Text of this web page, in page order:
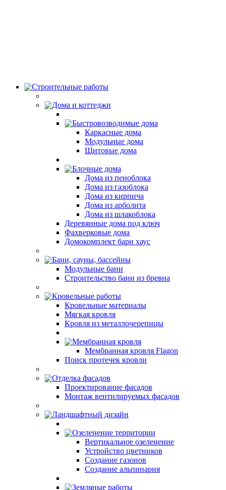
Строительные работы
Дома и коттеджи
Быстровозводимые дома
Каркасные дома
Модульные дома
Щитовые дома
Блочные дома
Дома из пеноблока
Дома из газоблока
Дома из кирпича
Дома из арболита
Дома из шлакоблока
Деревянные дома под ключ
Фахверковые дома
Домокомплект барн хаус
Бани, сауны, бассейны
Модульные бани
Строительство бани из бревна
Кровельные работы
Кровельные материалы
Мягкая кровля
Кровля из металлочерепицы
Мембранная кровля
Мембранная кровля Flagon
Поиск протечек кровли
Отделка фасадов
Проектирование фасадов
Монтаж вентилируемых фасадов
Ландшафтный дизайн
Озеленение территории
Вертикальное озеленение
Устройство цветников
Создание газонов
Создание альпинария
Земляные работы